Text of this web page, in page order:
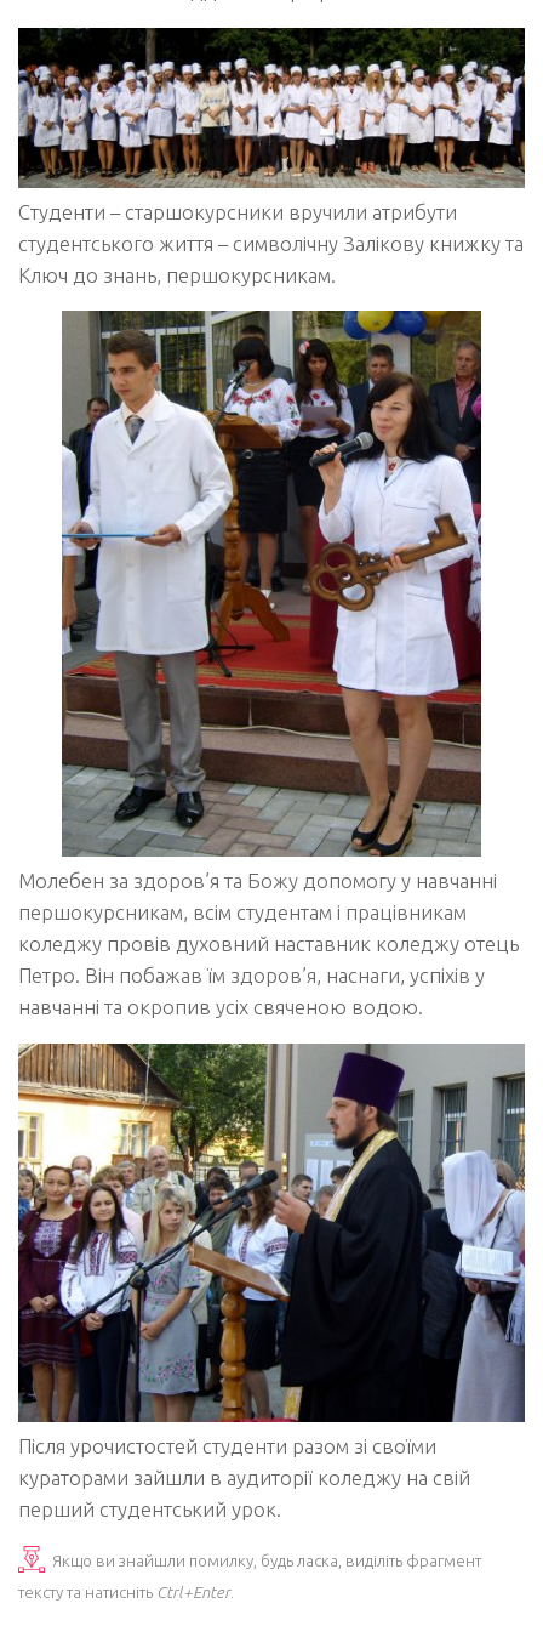
Студенти – старшокурсники вручили атрибути
студентського життя – символічну Залікову книжку та
Ключ до знань, першокурсникам.
Молебен за здоров’я та Божу допомогу у навчанні
першокурсникам, всім студентам і працівникам
коледжу провів духовний наставник коледжу отець
Петро. Він побажав їм здоров’я, наснаги, успіхів у
навчанні та окропив усіх свяченою водою.
Після урочистостей студенти разом зі своїми
кураторами зайшли в аудиторії коледжу на свій
перший студентський урок.
Якщо ви знайшли помилку, будь ласка, виділіть фрагмент
тексту та натисніть Ctrl+Enter.